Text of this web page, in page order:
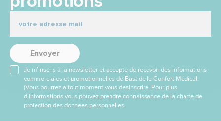
Envoyer
Je m’inscris à la newsletter et accepte de recevoir des informations
commerciales et promotionnelles de Bastide le Confort Médical.
(Vous pourrez à tout moment vous désinscrire. Pour plus
d’informations vous pouvez prendre connaissance de la charte de
protection des données personnelles.